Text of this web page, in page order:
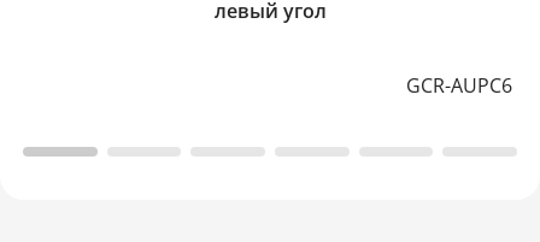
левый угол
GCR-AUPC6